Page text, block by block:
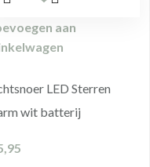
aan
LED Sterren
wit batterij